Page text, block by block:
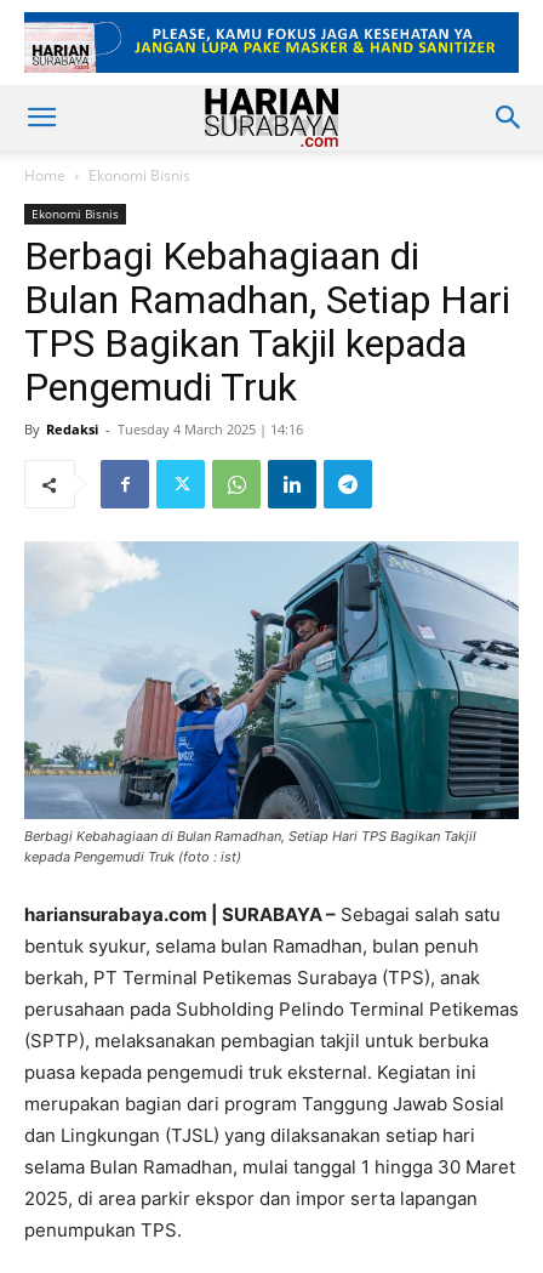
Home Ekonomi Bisnis
Ekonomi Bisnis
Berbagi Kebahagiaan di
Bulan Ramadhan, Setiap Hari
TPS Bagikan Takjil kepada
Pengemudi Truk
By Redaksi - Tuesday 4 March 2025 | 14:16
Berbagi Kebahagiaan di Bulan Ramadhan, Setiap Hari TPS Bagikan Takjil
kepada Pengemudi Truk (foto : ist)
hariansurabaya.com | SURABAYA – Sebagai salah satu
bentuk syukur, selama bulan Ramadhan, bulan penuh
berkah, PT Terminal Petikemas Surabaya (TPS), anak
perusahaan pada Subholding Pelindo Terminal Petikemas
(SPTP), melaksanakan pembagian takjil untuk berbuka
puasa kepada pengemudi truk eksternal. Kegiatan ini
merupakan bagian dari program Tanggung Jawab Sosial
dan Lingkungan (TJSL) yang dilaksanakan setiap hari
selama Bulan Ramadhan, mulai tanggal 1 hingga 30 Maret
2025, di area parkir ekspor dan impor serta lapangan
penumpukan TPS.